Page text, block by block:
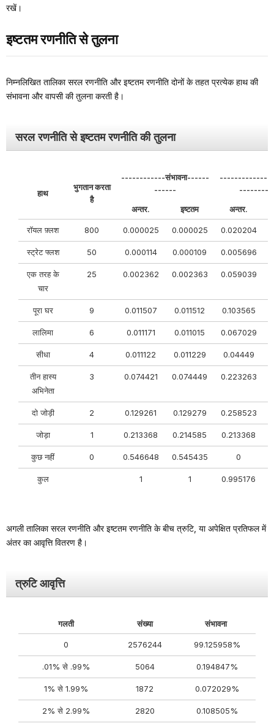
रखें।
इष्टतम रणनीति से तुलना
निम्नलिखित तालिका सरल रणनीति और इष्टतम रणनीति दोनों के तहत प्रत्येक हाथ की
संभावना और वापसी की तुलना करती है।
सरल रणनीति से इष्टतम रणनीति की तुलना
हाथ
भुगतान करता
है
------------संभावना------
------
--------------
अन्तर.
इष्टतम अन्तर.
रॉयल फ़्लश 800 0.000025 0.000025 0.020204
स्ट्रेट फ्लश 50 0.000114 0.000109 0.005696
एक तरह के
चार
25 0.002362 0.002363 0.059039
पूरा घर 9 0.011507 0.011512 0.103565
लालिमा 6 0.011171 0.011015 0.067029
सीधा 4 0.011122 0.011229 0.04449
तीन हास्य
अभिनेता
3 0.074421 0.074449 0.223263
दो जोड़ी 2 0.129261 0.129279 0.258523
जोड़ा 1 0.213368 0.214585 0.213368
कुछ नहीं 0 0.546648 0.545435 0
कुल 1 1 0.995176
अगली तालिका सरल रणनीति और इष्टतम रणनीति के बीच त्रुटि, या अपेक्षित प्रतिफल में
अंतर का आवृत्ति वितरण है।
त्रुटि आवृत्ति
गलती संख्या संभावना
0 2576244 99.125958%
.01% से .99% 5064 0.194847%
1% से 1.99% 1872 0.072029%
2% से 2.99% 2820 0.108505%